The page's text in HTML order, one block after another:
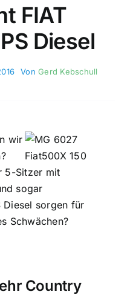
FIAT
Diesel
VonGerd Kebschull
wir
5-Sitzer mit
sogar
Diesel sorgen für
Schwächen?
Country